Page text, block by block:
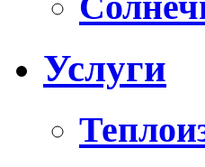
Услуги